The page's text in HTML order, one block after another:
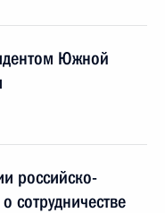
Южной
российско-
сотрудничестве